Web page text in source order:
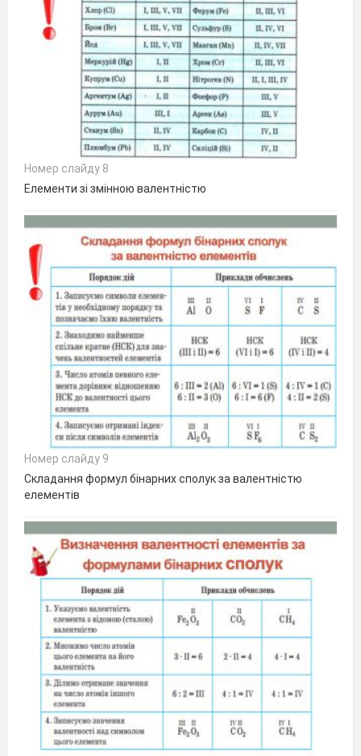
Номер слайду 8
Елементи зі змінною валентністю
Номер слайду 9
Складання формул бінарних сполук за валентністю
елементів